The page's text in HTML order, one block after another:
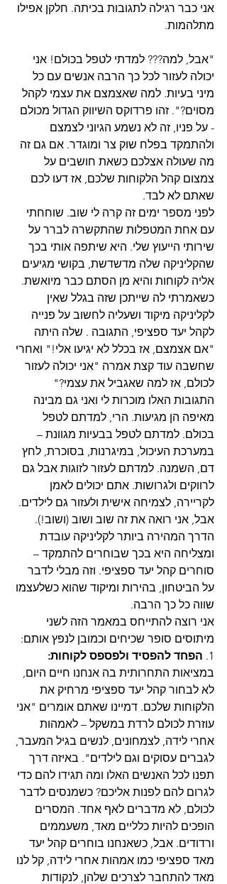
אני כבר רגילה לתגובות בכיתה. חלקן אפילו
מתלהמות.
"אבל, למה??? למדתי לטפל בכולם! אני
יכולה לעזור לכל כך הרבה אנשים עם כל
מיני בעיות. למה שאצמצם את עצמי לקהל
מסוים?". זהו פרדוקס השיווק הגדול מכולם
- על פניו, זה לא נשמע הגיוני לצמצם
ולהתמקד בפלח שוק צר ומוגדר. אם גם זה
מה שעולה אצלכם כשאת חושבים על
צמצום קהל הלקוחות שלכם, אז דעו לכם
שאתם לא לבד.
לפני מספר ימים זה קרה לי שוב. שוחחתי
עם אחת המטפלות שהתקשרה לברר על
שירותי הייעוץ שלי. היא שיתפה אותי בכך
שהקליניקה שלה מדשדשת, בקושי מגיעים
אליה לקוחות והיא מן הסתם כבר מיואשת.
כשאמרתי לה שייתכן שזה בגלל שאין
לקליניקה מיקוד ושעליה לחשוב על פנייה
לקהל יעד ספציפי, התגובה . שלה היתה
"אם אצמצם, אז בכלל לא יגיעו אלי!" ואחרי
שחשבה עוד קצת אמרה "אני יכולה לעזור
לכולם, אז למה שאגביל את עצמי?"
התגובות האלו מוכרות לי ואני גם מבינה
מאיפה הן מגיעות. הרי, למדתם לטפל
בכולם. למדתם לטפל בבעיות מגוונת –
במערכת העיכול, במיגרנות, בסוכרת, לחץ
דם, השמנה. למדתם לעזור לזוגות אבל גם
לרווקים ולגרושות. אתם יכולים לאמן
לקריירה, לצמיחה אישית ולעזור גם לילדים.
אבל, אני רואה את זה שוב ושוב (ושוב!).
הדרך המהירה ביותר לקליניקה עובדת
ומצליחה היא בכך שבוחרים להתמקד –
סוחרים קהל יעד ספציפי. וזה מבלי לדבר
על הביטחון, בהירות ומיקוד שהוא כשלעצמו
שווה כל כך הרבה.
אני רוצה להתייחס במאמר הזה לשני
מיתוסים סופר שכיחים וכמובן לנפץ אותם:
1. הפחד להפסיד ולפספס לקוחות:
במציאות התחרותית בה אנחנו חיים היום,
לא לבחור קהל יעד ספציפי מרחיק את
הלקוחות שלכם. דמיינו שאתם אומרים "אני
עוזרת לכולם לרדת במשקל – לאמהות
אחרי לידה, לצמחונים, לנשים בגיל המעבר,
לגברים עסוקים וגם לילדים". באיזה דרך
תפנו לכל האנשים האלו ומה תגידו להם כדי
לגרום להם לפנות אליכם? כשמנסים לדבר
לכולם, לא מדברים לאף אחד. המסרים
הופכים להיות כלליים מאד, משעממים
ורדודים. אבל, כשאנחנו בוחרים קהל יעד
מאד ספציפי כמו אמהות אחרי לידה, קל לנו
מאד להתחבר לצרכים שלהן, לנקודות